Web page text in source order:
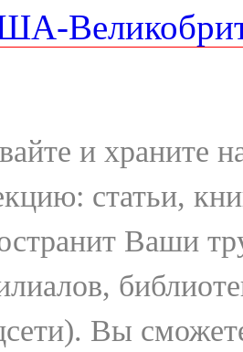
и храните
статьи,
Ваши
Вы